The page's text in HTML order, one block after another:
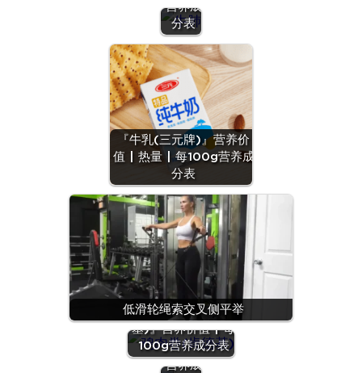
营养成
分表
『牛乳(三元牌)』营养价
值 | 热量 | 每100g营养成
分表
低滑轮绳索交叉侧平举
『鸡肉卷(肯德
基)』营养价值 | 每
100g营养成分表
『青
稞』营
养价值
| 每
100g
营养成